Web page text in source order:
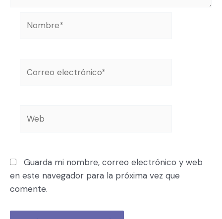
Guarda mi nombre, correo electrónico y web
en este navegador para la próxima vez que
comente.